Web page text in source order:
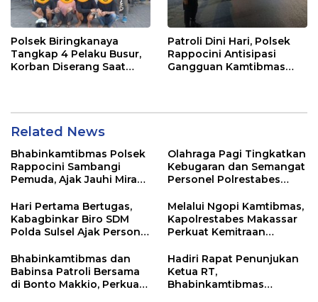
Polsek Biringkanaya
Tangkap 4 Pelaku Busur,
Korban Diserang Saat
Patroli Dini Hari, Polsek
Rappocini Antisipasi
Gangguan Kamtibmas
Related News
Bhabinkamtibmas Polsek
Rappocini Sambangi
Pemuda, Ajak Jauhi Miras,
Olahraga Pagi Tingkatkan
Kebugaran dan Semangat
Personel Polrestabes
Hari Pertama Bertugas,
Kabagbinkar Biro SDM
Polda Sulsel Ajak Personel
Kebersihan
Melalui Ngopi Kamtibmas,
Kapolrestabes Makassar
Perkuat Kemitraan
Bhabinkamtibmas dan
Babinsa Patroli Bersama
di Bonto Makkio, Perkuat
Hadiri Rapat Penunjukan
Ketua RT,
Bhabinkamtibmas